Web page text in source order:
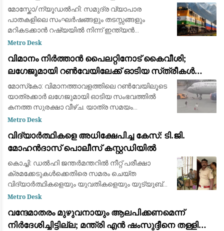
പദ്ധതിയുമായി ഉപപ്രധാനമന്ത്രി മററ്റ് ഖൂസ്നൂലീൻ
മോസ്കോ/ന്യൂഡൽഹി: സമുദ്ര വ്യാപാര
പാതകളിലെ സംഘർഷങ്ങളും തടസ്സങ്ങളും
മറികടക്കാൻ റഷ്യയിൽ നിന്ന് ഇന്ത്യൻ
മഹാസമുദ്രത്തിലേക്കും ഇന്ത്യയിലേക്കും നേരിട്ട്
പരിശോധിച്ച് വ
Metro Desk
വിമാനം നിർത്താൻ പൈലറ്റിനോട് കൈവീശി;
ലഗേജുമായി റൺവേയിലേക്ക് ഓടിയ സ്‌ത്രീകൾ
പിടിയിൽ
മോസ്‌കോ: വിമാനത്താവളത്തിലെ റൺവേയിലൂടെ
യാത്രക്കാർ ലഗേജുമായി ഓടിയ സംഭവത്തിൽ
കനത്ത സുരക്ഷാ വീഴ്ച. യാത്ര സമയം
കഴിഞ്ഞെത്തിയതിനെ തുടർന്ന് ഫ്‌ളൈറ്റ് നഷ്ടപ്പെട്ട
Metro Desk
വിദ്യാർത്ഥികളെ അധിക്ഷേപിച്ച കേസ്: ടി.ജി.
മോഹൻദാസ് പൊലീസ് കസ്റ്റഡിയിൽ
കൊച്ചി: ഡൽഹി ജന്തർമന്തറിൽ നീറ്റ് പരീക്ഷാ
ക്രമക്കേടുകൾക്കെതിരെ സമരം ചെയ്ത
വിദ്യാർത്ഥികളെയും യുവതികളെയും യൂട്യൂബ്
വീഡിയോയിലൂടെ അധിക്ഷേപിക്കുകയും വിദ്വേഷ
ബി.ജെ.പി പ്രൊഫഷണൽ
Metro Desk
വന്ദേമാതരം മുഴുവനായും ആലപിക്കണമെന്ന്
നിര്‍ദേശിച്ചിട്ടില്ല; മന്ത്രി എന്‍ ഷംസുദ്ദീനെ തള്ളി